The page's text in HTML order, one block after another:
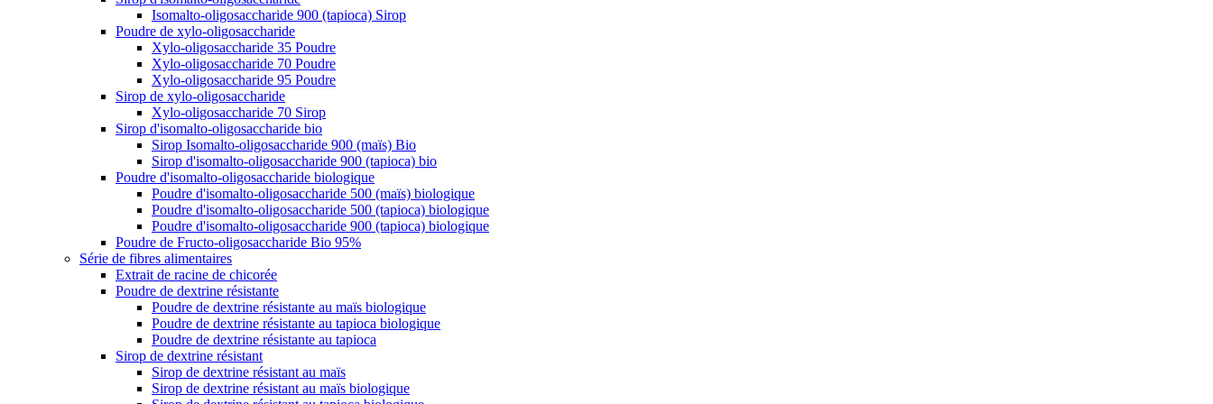
Isomalto-oligosaccharide 900 (tapioca) Sirop
Poudre de xylo-oligosaccharide
Xylo-oligosaccharide 35 Poudre
Xylo-oligosaccharide 70 Poudre
Xylo-oligosaccharide 95 Poudre
Sirop de xylo-oligosaccharide
Xylo-oligosaccharide 70 Sirop
Sirop d'isomalto-oligosaccharide bio
Sirop Isomalto-oligosaccharide 900 (maïs) Bio
Sirop d'isomalto-oligosaccharide 900 (tapioca) bio
Poudre d'isomalto-oligosaccharide biologique
Poudre d'isomalto-oligosaccharide 500 (maïs) biologique
Poudre d'isomalto-oligosaccharide 500 (tapioca) biologique
Poudre d'isomalto-oligosaccharide 900 (tapioca) biologique
Poudre de Fructo-oligosaccharide Bio 95%
Série de fibres alimentaires
Extrait de racine de chicorée
Poudre de dextrine résistante
Poudre de dextrine résistante au maïs biologique
Poudre de dextrine résistante au tapioca biologique
Poudre de dextrine résistante au tapioca
Sirop de dextrine résistant
Sirop de dextrine résistant au maïs
Sirop de dextrine résistant au maïs biologique